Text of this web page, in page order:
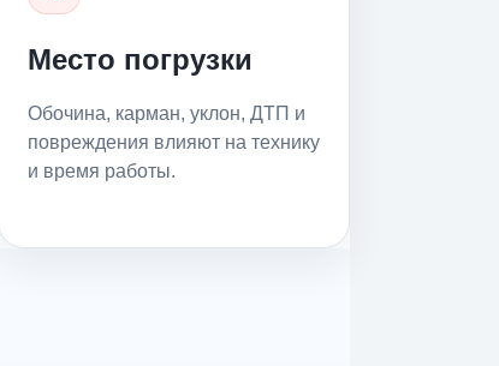
Место погрузки
Обочина, карман, уклон, ДТП и
повреждения влияют на технику
и время работы.